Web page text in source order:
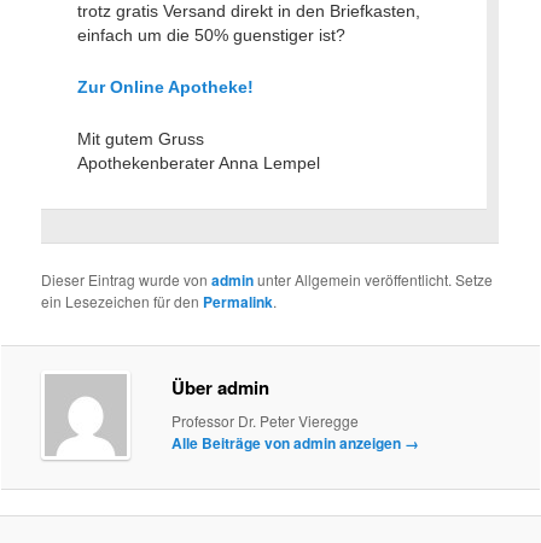
trotz gratis Versand direkt in den Briefkasten,
einfach um die 50% guenstiger ist?
Zur Online Apotheke!
Mit gutem Gruss
Apothekenberater Anna Lempel
Dieser Eintrag wurde vonadminunter Allgemein veröffentlicht. Setze
ein Lesezeichen für den Permalink.
Über admin
Professor Dr. Peter Vieregge
Alle Beiträge von admin anzeigen →